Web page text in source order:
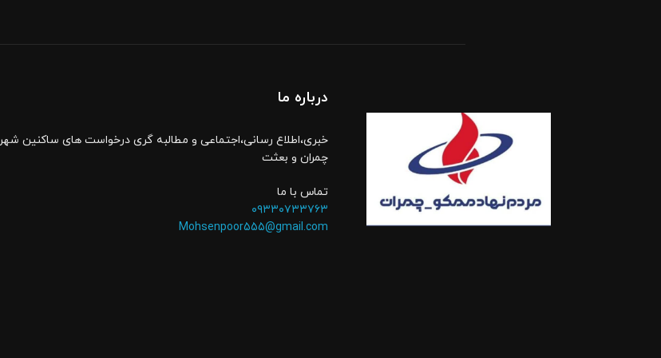
درباره ما
خبری،اطلاع رسانی،اجتماعی و مطالبه گری درخواست های ساکنین شهر
چمران و بعثت
تماس با ما
۰۹۳۳۰۷۳۳۷۶۳
Mohsenpoor555@gmail.com